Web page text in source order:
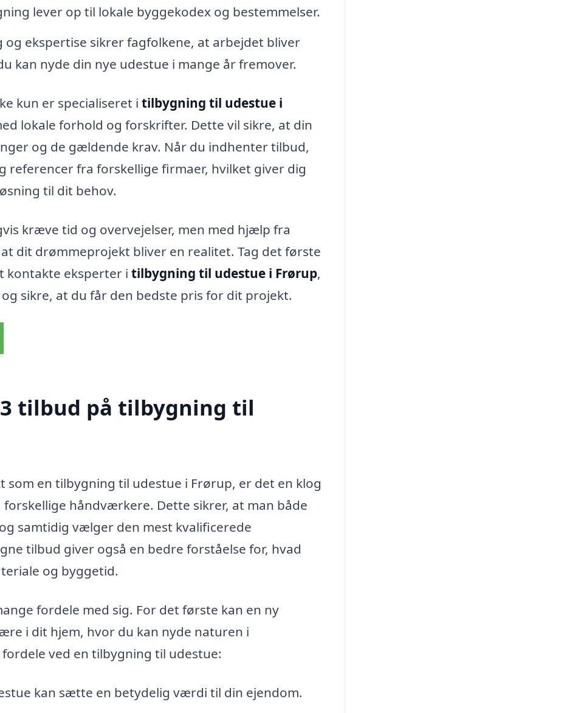
lever op til lokale byggekodex og bestemmelser.
og ekspertise sikrer fagfolkene, at arbejdet bliver
kan nyde din nye udestue i mange år fremover.
kun er specialiseret i tilbygning til udestue i
lokale forhold og forskrifter. Dette vil sikre, at din
og de gældende krav. Når du indhenter tilbud,
referencer fra forskellige firmaer, hvilket giver dig
til dit behov.
kræve tid og overvejelser, men med hjælp fra
dit drømmeprojekt bliver en realitet. Tag det første
kontakte eksperter i tilbygning til udestue i Frørup,
sikre, at du får den bedste pris for dit projekt.
tilbud på tilbygning til
en tilbygning til udestue i Frørup, er det en klog
håndværkere. Dette sikrer, at man både
samtidig vælger den mest kvalificerede
tilbud giver også en bedre forståelse for, hvad
og byggetid.
fordele med sig. For det første kan en ny
i dit hjem, hvor du kan nyde naturen i
ved en tilbygning til udestue:
kan sætte en betydelig værdi til din ejendom.